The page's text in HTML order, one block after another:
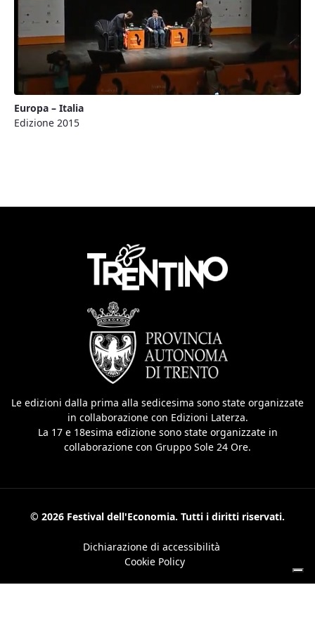
Europa – Italia
Edizione 2015
Le edizioni dalla prima alla sedicesima sono state organizzate
in collaborazione con Edizioni Laterza.
La 17 e 18esima edizione sono state organizzate in
collaborazione con Gruppo Sole 24 Ore.
© 2026 Festival dell'Economia. Tutti i diritti riservati.
Dichiarazione di accessibilità
Cookie Policy